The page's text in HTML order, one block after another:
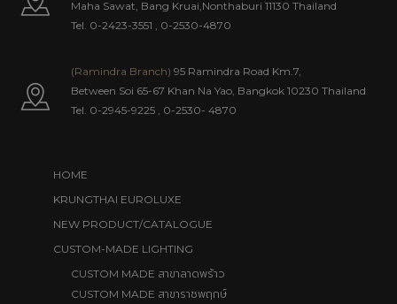
Maha Sawat, Bang Kruai,Nonthaburi 11130 Thailand
Tel. 0-2423-3551 , 0-2530-4870
(Ramindra Branch) 95 Ramindra Road Km.7,
Between Soi 65-67 Khan Na Yao, Bangkok 10230 Thailand
Tel. 0-2945-9225 , 0-2530- 4870
HOME
KRUNGTHAI EUROLUXE
NEW PRODUCT/CATALOGUE
CUSTOM-MADE LIGHTING
CUSTOM MADE สาขาลาดพร้าว
CUSTOM MADE สาขาราชพฤกษ์